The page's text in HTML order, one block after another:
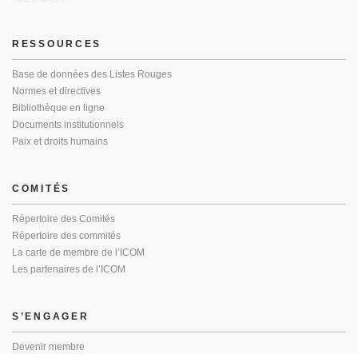
RESSOURCES
Base de données des Listes Rouges
Normes et directives
Bibliothèque en ligne
Documents institutionnels
Paix et droits humains
COMITÉS
Répertoire des Comités
Répertoire des commités
La carte de membre de l’ICOM
Les partenaires de l’ICOM
S’ENGAGER
Devenir membre